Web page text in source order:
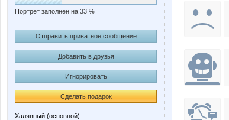
Портрет заполнен на 33 %
Отправить приватное сообщение
Добавить в друзья
Игнорировать
Сделать подарок
Халявный (основной)